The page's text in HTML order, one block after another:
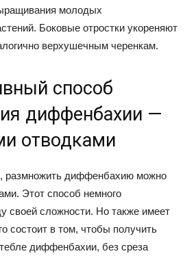
молодых
Боковые отростки укореняют
верхушечным черенкам.
способ
диффенбахии —
отводками
размножить диффенбахию можно
Этот способ немного
своей сложности. Но также имеет
состоит в том, чтобы получить
диффенбахии, без среза